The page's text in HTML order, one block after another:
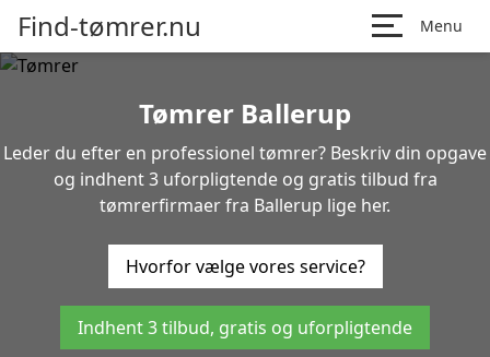
Find-tømrer.nu Menu
Tømrer Ballerup
Leder du efter en professionel tømrer? Beskriv din opgave
og indhent 3 uforpligtende og gratis tilbud fra
tømrerfirmaer fra Ballerup lige her.
Hvorfor vælge vores service?
Indhent 3 tilbud, gratis og uforpligtende